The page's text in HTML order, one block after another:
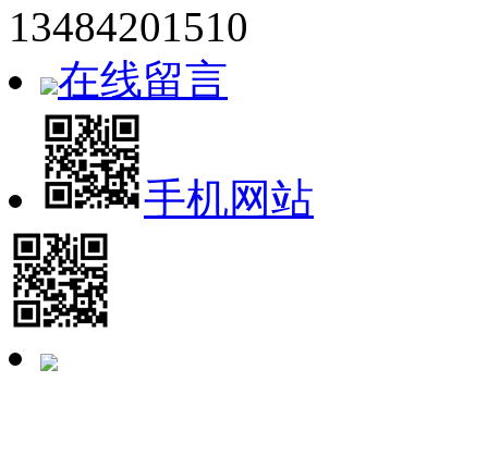
13484201510
在线留言
手机网站